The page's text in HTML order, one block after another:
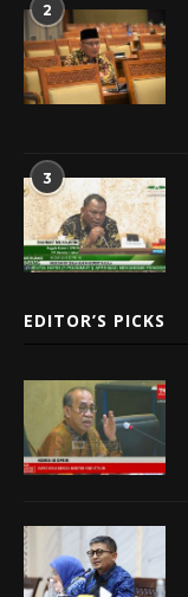
2
3
EDITOR’S PICKS